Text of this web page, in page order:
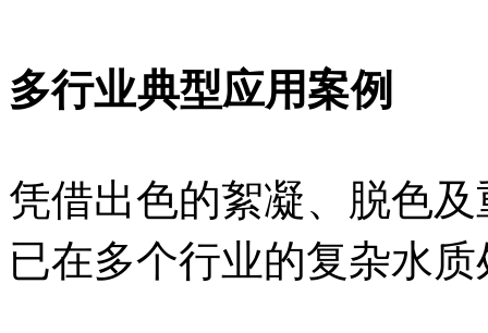
多行业典型应用案例
凭借出色的絮凝、脱色
已在多个行业的复杂水